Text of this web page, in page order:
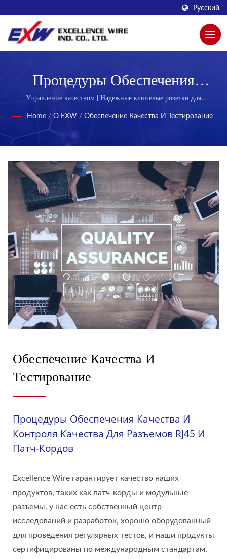
Русский
Процедуры Обеспечения
Качества И Контроля Качества
Для Разъемов RJ45 И Патч-
Кордов | Максимизируйте
Надежность Сети С Помощью
Современных Разъемов RJ45 От
EXW
Управление качеством | Надежные ключевые розетки для
структурированных кабельных систем
Home / О EXW / Обеспечение Качества И Тестирование
Обеспечение Качества И
Тестирование
Процедуры Обеспечения Качества И
Контроля Качества Для Разъемов RJ45 И
Патч-Кордов
Excellence Wire гарантирует качество наших
продуктов, таких как патч-корды и модульные
разъемы, у нас есть собственный центр
исследований и разработок, хорошо оборудованный
для проведения регулярных тестов, и наши продукты
сертифицированы по международным стандартам,